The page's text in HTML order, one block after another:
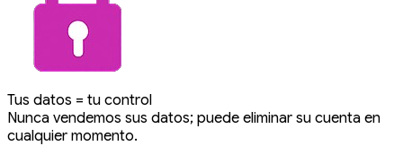
Tus datos = tu control
Nunca vendemos sus datos; puede eliminar su cuenta en
cualquier momento.